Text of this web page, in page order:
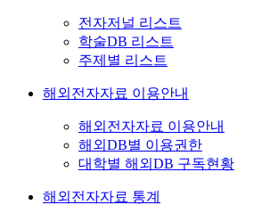
전자저널 리스트
학술DB 리스트
주제별 리스트
해외전자자료 이용안내
해외전자자료 이용안내
해외DB별 이용권한
대학별 해외DB 구독현황
해외전자자료 통계